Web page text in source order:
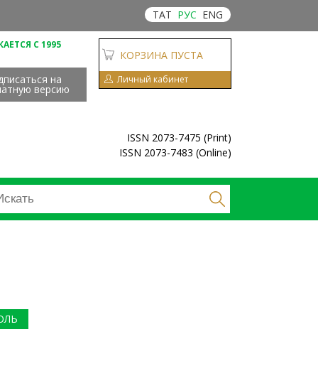
ТАТ РУС ENG
С 1995
на
версию
КОРЗИНА ПУСТА
Личный кабинет
ISSN 2073-7475 (Print)
ISSN 2073-7483 (Online)